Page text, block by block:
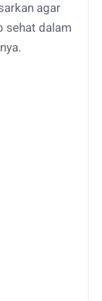
agar
sehat dalam